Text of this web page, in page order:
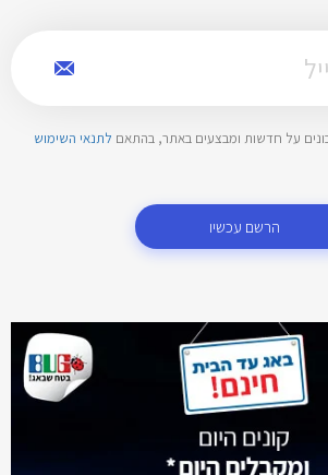
על חדשות ומבצעים באתר, בהתאם לתנאי השימוש
הרשם עכשיו